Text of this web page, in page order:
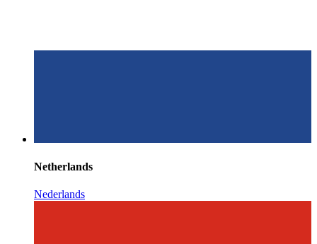
Netherlands
Nederlands